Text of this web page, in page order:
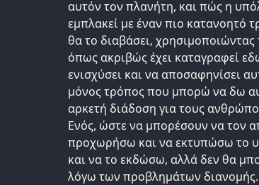
αυτόν τον πλανήτη, και πώς η
εμπλακεί με έναν πιο κατανοητό
θα το διαβάσει,
όπως ακριβώς έχει καταγραφεί
ενισχύσει και να αποσαφηνίσει
μόνος τρόπος που μπορώ να δω
αρκετή διάδοση για τους
Ενός, ώστε να μπορέσουν να τον
προχωρήσω και να εκτυπώσω το
και να το εκδώσω, αλλά δεν θα
λόγω των προβλημάτων διανομής.